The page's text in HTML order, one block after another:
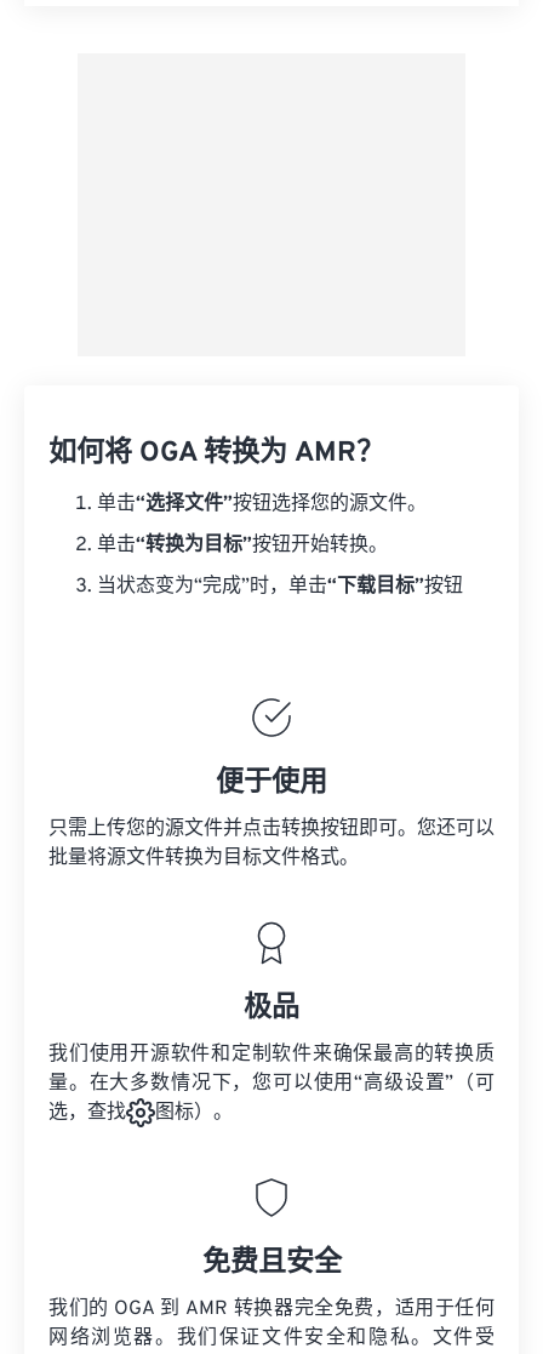
如何将 OGA 转换为 AMR？
单击“选择文件”按钮选择您的源文件。
单击“转换为目标”按钮开始转换。
当状态变为“完成”时，单击“下载目标”按钮
便于使用
只需上传您的源文件并点击转换按钮即可。您还可以
批量将源文件转换为目标文件格式。
极品
我们使用开源软件和定制软件来确保最高的转换质
量。在大多数情况下，您可以使用“高级设置”（可
选，查找
图标）。
免费且安全
我们的 OGA 到 AMR 转换器完全免费，适用于任何
网络浏览器。我们保证文件安全和隐私。文件受